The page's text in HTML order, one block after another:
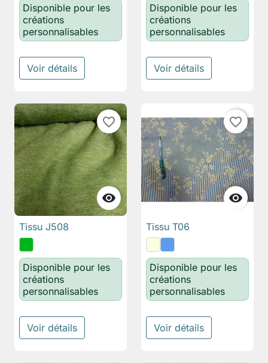
Disponible pour les
créations
personnalisables
Voir détails
Disponible pour les
créations
personnalisables
Voir détails

favorite_border
Tissu J508
Disponible pour les
créations
personnalisables
Voir détails

favorite_border
Tissu T06
Disponible pour les
créations
personnalisables
Voir détails